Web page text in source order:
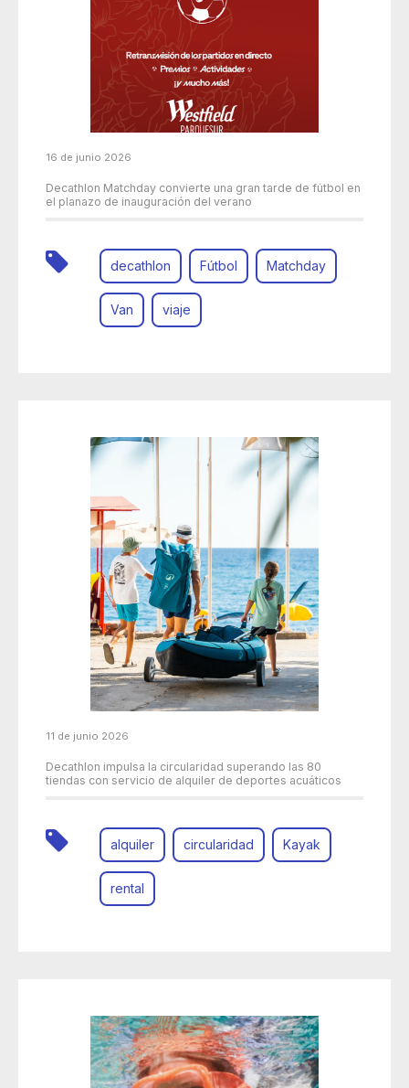
16 de junio 2026
Decathlon Matchday convierte una gran tarde de fútbol en
el planazo de inauguración del verano
decathlon Fútbol Matchday
Van viaje
11 de junio 2026
Decathlon impulsa la circularidad superando las 80
tiendas con servicio de alquiler de deportes acuáticos
alquiler circularidad Kayak
rental